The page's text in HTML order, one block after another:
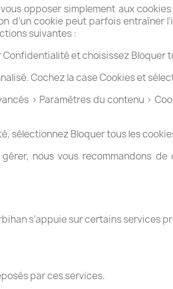
opposer simplement aux
d’un cookie peut parfois entraîner
suivantes :
et choisissez Bloquer
Cochez la case Cookies et
> Paramètres du contenu >
sélectionnez Bloquer tous les
nous vous recommandons
s’appuie sur certains services
par ces services.